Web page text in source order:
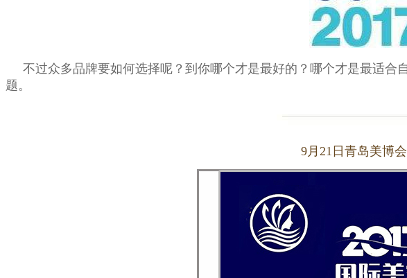
不过众多品牌要如何选择呢？到你哪个才是最好的？哪个才是最适
题。
9月21日青岛美博